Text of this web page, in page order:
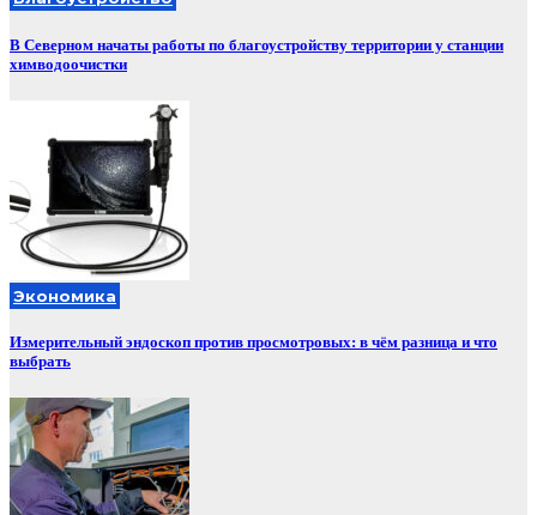
В Северном начаты работы по благоустройству территории у станции
химводоочистки
Экономика
Измерительный эндоскоп против просмотровых: в чём разница и что
выбрать